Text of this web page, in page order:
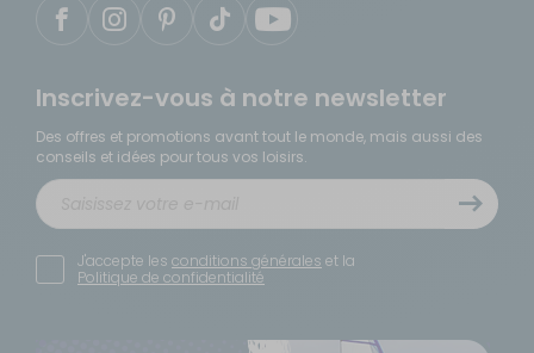
Inscrivez-vous à notre newsletter
Des offres et promotions avant tout le monde, mais aussi des
conseils et idées pour tous vos loisirs.
J'accepte les conditions générales et la
Politique de confidentialité